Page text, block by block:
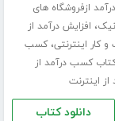
ازفروشگاه های
، افزایش درآمد از
کار اینترنتی،کسب
کتاب کسب درآمد از
اینترنت
دانلود کتاب